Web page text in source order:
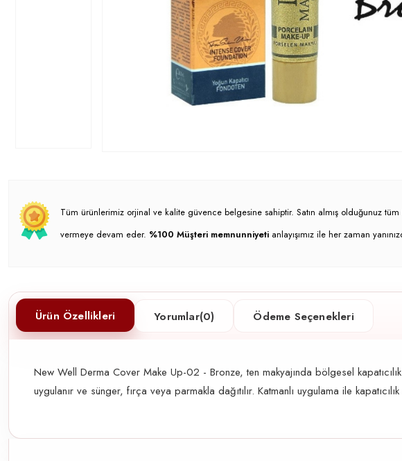
Tüm ürünlerimiz orjinal ve kalite güvence belgesine sahiptir. Satın almış olduğunuz tüm
vermeye devam eder. %100 Müşteri memnunniyeti anlayışımız ile her zaman
Ürün Özellikleri Yorumlar(0) Ödeme Seçenekleri
New Well Derma Cover Make Up-02 - Bronze, ten makyajında bölgesel
uygulanır ve sünger, fırça veya parmakla dağıtılır. Katmanlı uygulama ile kapatıcılık